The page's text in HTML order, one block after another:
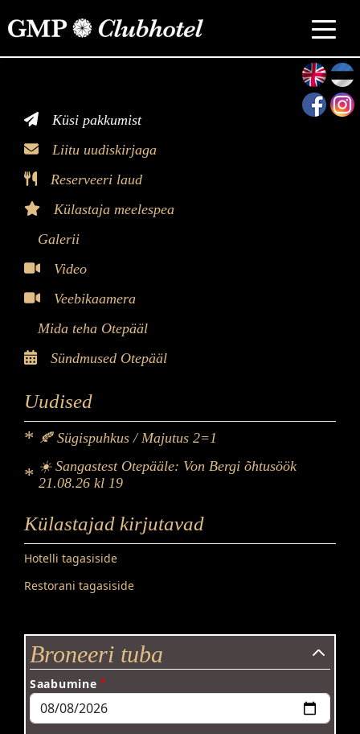
>
Küsi pakkumist
Liitu uudiskirjaga
Reserveeri laud
Külastaja meelespea
Galerii
Video
Veebikaamera
Mida teha Otepääl
Sündmused Otepääl
Uudised
🍂 Sügispuhkus / Majutus 2=1
☀️ Sangastest Otepääle: Von Bergi õhtusöök
21.08.26 kl 19
Külastajad kirjutavad
Hotelli tagasiside
Restorani tagasiside
Broneeri tuba
Saabumine